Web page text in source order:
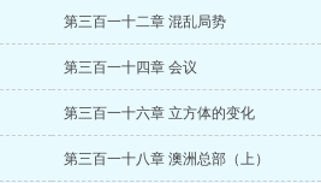
第三百一十二章 混乱局势
第三百一十四章 会议
第三百一十六章 立方体的变化
第三百一十八章 澳洲总部（上）